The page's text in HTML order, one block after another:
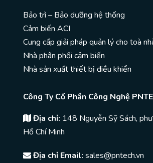
Bảo trì – Bảo dưỡng hệ thống
Cảm biến ACI
Cung cấp giải pháp quản lý cho toà
Nhà phân phối cảm biến
Nhà sản xuất thiết bị điều khiển
Công Ty Cổ Phần Công Nghệ
Địa chỉ: 148 Nguyễn Sỹ Sách,
Hồ Chí Minh
Địa chỉ Email: sales@pntech.vn